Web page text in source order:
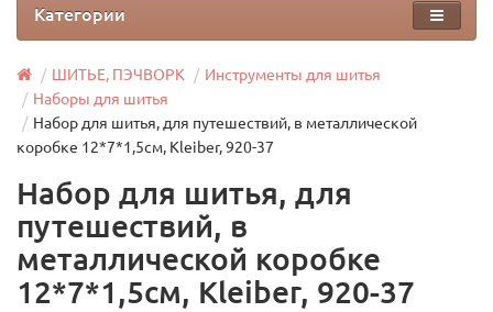
Категории
ШИТЬЕ, ПЭЧВОРК
Инструменты для шитья
Наборы для шитья
Набор для шитья, для путешествий, в металлической
коробке 12*7*1,5см, Kleiber, 920-37
Набор для шитья, для
путешествий, в
металлической коробке
12*7*1,5см, Kleiber, 920-37